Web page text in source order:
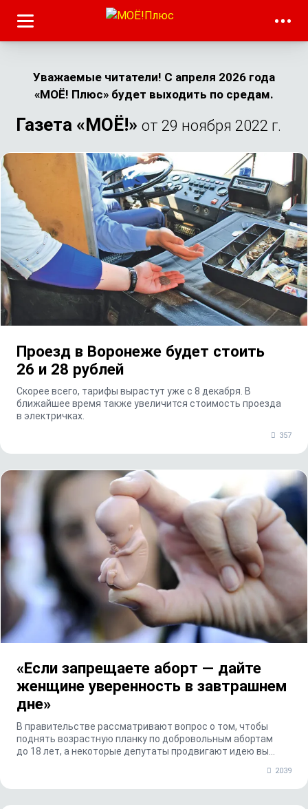
Уважаемые читатели! С апреля 2026 года
«МОЁ! Плюс» будет выходить по средам.
Газета «МОЁ!»от 29 ноября 2022 г.
Проезд в Воронеже будет стоить
26 и 28 рублей
Скорее всего, тарифы вырастут уже с 8 декабря. В
ближайшее время также увеличится стоимость проезда
в электричках.
357
«Если запрещаете аборт — дайте
женщине уверенность в завтрашнем
дне»
В правительстве рассматривают вопрос о том, чтобы
поднять возрастную планку по добровольным абортам
до 18 лет, а некоторые депутаты продвигают идею вы...
2039